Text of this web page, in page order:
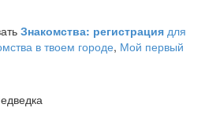
Знакомства: регистрация для
в твоем городе, Мой первый